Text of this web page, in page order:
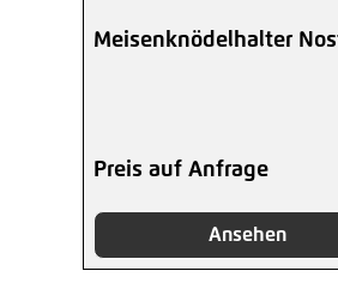
Meisenknödelhalter
Preis auf Anfrage
Ansehen